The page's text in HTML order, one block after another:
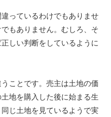
っているわけでもありませ
もありません。むしろ、そ
しい判断をしているように
ことです。売主は土地の価
地を購入した後に始まる生
じ土地を見ているようで実